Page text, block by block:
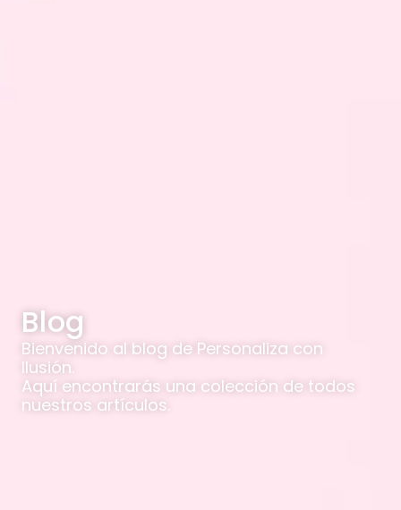
Blog
Bienvenido al blog de Personaliza con
Ilusión.
Aquí encontrarás una colección de todos
nuestros artículos.